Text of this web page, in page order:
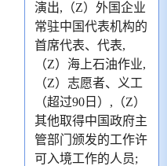
演出,（Z）外国企业
常驻中国代表机构的
首席代表、代表,
（Z）海上石油作业,
（Z）志愿者、义工
（超过90日）,（Z）
其他取得中国政府主
管部门颁发的工作许
可入境工作的人员;